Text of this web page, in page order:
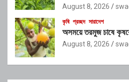
August 8, 2026
কৃষি প্রচ্ছদ সারাদেশ
অসময়ে তরমুজ চাষে
August 8, 2026